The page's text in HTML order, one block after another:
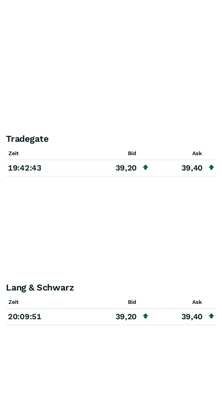
Tradegate
Zeit Bid Ask
19:42:43 39,20 39,40
Lang & Schwarz
Zeit Bid Ask
20:09:51 39,20 39,40